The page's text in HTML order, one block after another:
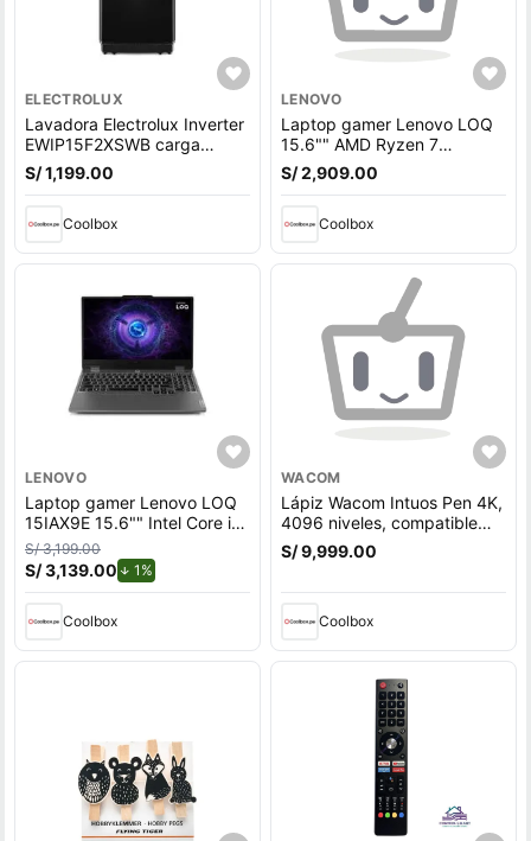
ELECTROLUX
Lavadora Electrolux Inverter
EWIP15F2XSWB carga
superior, capacidad 15 kg,
negro
S/ 1,199.00
Coolbox
LENOVO
Laptop gamer Lenovo LOQ
15.6"" AMD Ryzen 7
7840HS, 512GB SSD, 16GB
RAM, RTX 4050 6GB, Win11
S/ 2,909.00
Coolbox
LENOVO
Laptop gamer Lenovo LOQ
15IAX9E 15.6"" Intel Core i5,
512GB SSD, 8GB RAM,
Windows 11 Home, gris
S/ 3,199.00
S/ 3,139.00 1%
Coolbox
WACOM
Lápiz Wacom Intuos Pen 4K,
4096 niveles, compatible
con Wacom Intuos, One Pen
S/ 9,999.00
Coolbox